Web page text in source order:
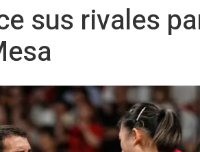
sus rivales